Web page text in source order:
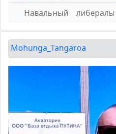
Навальный
либералы
Mohunga_Tangaroa